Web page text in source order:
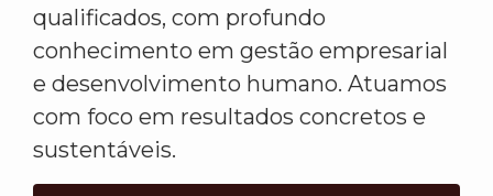
qualificados, com profundo
conhecimento em gestão empresarial
e desenvolvimento humano. Atuamos
com foco em resultados concretos e
sustentáveis.